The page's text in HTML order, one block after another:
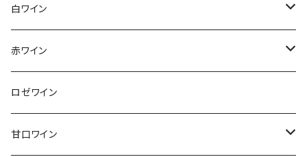
アンリ・ジロー
アンリ・ビリオ・フィス
エティエンヌ・ルフェーヴル
クリスチャン・ゴセ
白ワイン
フランス
アルザス
ブルゴーニュ
ドイツ
オーストラリア
赤ワイン
フランス
アルザス
スロヴァキア
ロゼワイン
甘口ワイン